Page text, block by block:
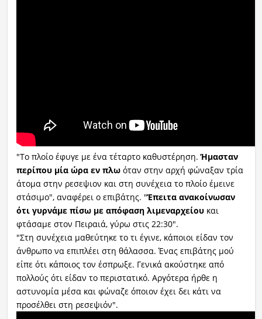
"Το πλοίο έφυγε με ένα τέταρτο καθυστέρηση.Ήμασταν
περίπου μία ώρα εν πλωόταν στην αρχή φώναξαν τρία
άτομα στην ρεσεψιον και στη συνέχεια το πλοίο έμεινε
στάσιμο", αναφέρει ο επιβάτης. "Έπειτα ανακοίνωσαν
ότι γυρνάμε πίσω με απόφαση λιμεναρχείουκαι
φτάσαμε στον Πειραιά, γύρω στις 22:30".
"Στη συνέχεια μαθεύτηκε το τι έγινε, κάποιοι είδαν τον
άνθρωπο να επιπλέει στη θάλασσα. Ένας επιβάτης μού
είπε ότι κάποιος τον έσπρωξε. Γενικά ακούστηκε από
πολλούς ότι είδαν το περιστατικό. Αργότερα ήρθε η
αστυνομία μέσα και φώναζε όποιον έχει δει κάτι να
προσέλθει στη ρεσεψιόν".